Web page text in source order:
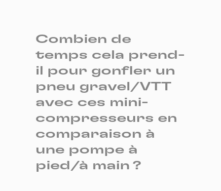
Combien de
temps cela prend-
il pour gonfler un
pneu gravel/VTT
avec ces mini-
compresseurs en
comparaison à
une pompe à
pied/à main ?